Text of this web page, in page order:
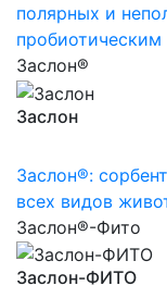
полярных и
Заслон®
Заслон
Заслон®:
всех видов
Заслон®-Фито
Заслон-ФИТО